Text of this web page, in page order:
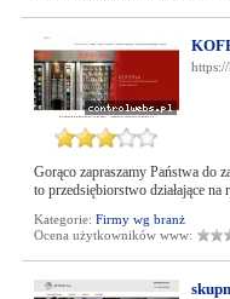
Gorąco zapraszamy Państwa do
to przedsiębiorstwo działające
Kategorie: Firmy wg branż
Ocena użytkowników www: